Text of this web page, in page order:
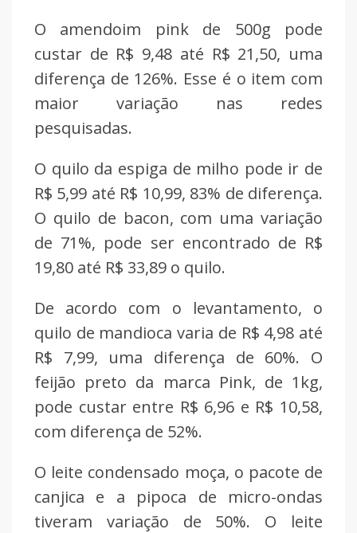
O amendoim pink de 500g pode
custar de R$ 9,48 até R$ 21,50, uma
diferença de 126%. Esse é o item com
maior variação nas redes
pesquisadas.
O quilo da espiga de milho pode ir de
R$ 5,99 até R$ 10,99, 83% de diferença.
O quilo de bacon, com uma variação
de 71%, pode ser encontrado de R$
19,80 até R$ 33,89 o quilo.
De acordo com o levantamento, o
quilo de mandioca varia de R$ 4,98 até
R$ 7,99, uma diferença de 60%. O
feijão preto da marca Pink, de 1kg,
pode custar entre R$ 6,96 e R$ 10,58,
com diferença de 52%.
O leite condensado moça, o pacote de
canjica e a pipoca de micro-ondas
tiveram variação de 50%. O leite